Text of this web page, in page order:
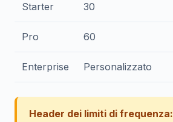
Starter 30
Pro 60
Enterprise Personalizzato
Header dei limiti di frequenza: